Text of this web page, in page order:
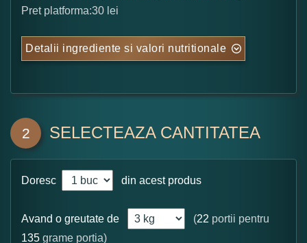
Pret platforma:30 lei
Detalii ingrediente si valori nutritionale
2 SELECTEAZA CANTITATEA
Doresc din acest produs
Avand o greutate de (22 portii pentru
135 grame portia)